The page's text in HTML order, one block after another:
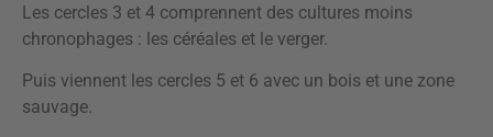
Les cercles 3 et 4 comprennent des cultures moins
chronophages : les céréales et le verger.
Puis viennent les cercles 5 et 6 avec un bois et une zone
sauvage.